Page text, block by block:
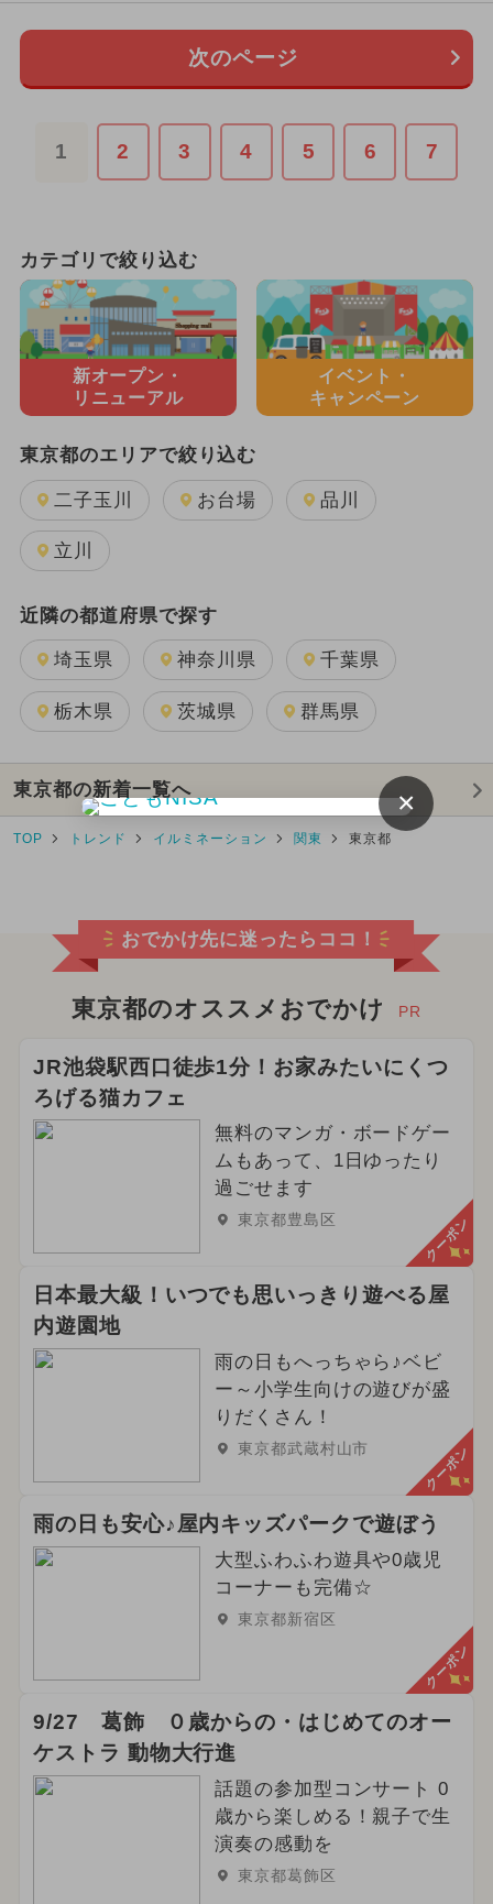
次のページ
1 2 3 4 5 6 7
カテゴリで絞り込む
新オープン・
リニューアル
イベント・
キャンペーン
東京都のエリアで絞り込む
二子玉川 お台場 品川
立川
近隣の都道府県で探す
埼玉県 神奈川県 千葉県
栃木県 茨城県 群馬県
東京都の新着一覧へ
TOP トレンド イルミネーション 関東 東京都
おでかけ先に迷ったらココ！
東京都のオススメおでかけ PR
JR池袋駅西口徒歩1分！お家みたいにくつ
ろげる猫カフェ
無料のマンガ・ボードゲー
ムもあって、1日ゆったり
過ごせます
東京都豊島区 クーポン
日本最大級！いつでも思いっきり遊べる屋
内遊園地
雨の日もへっちゃら♪ベビ
ー～小学生向けの遊びが盛
りだくさん！
東京都武蔵村山市 クーポン
雨の日も安心♪屋内キッズパークで遊ぼう
大型ふわふわ遊具や0歳児
コーナーも完備☆
東京都新宿区
クーポン
9/27 葛飾 ０歳からの・はじめてのオー
ケストラ 動物大行進
話題の参加型コンサート 0
歳から楽しめる！親子で生
演奏の感動を
東京都葛飾区
×